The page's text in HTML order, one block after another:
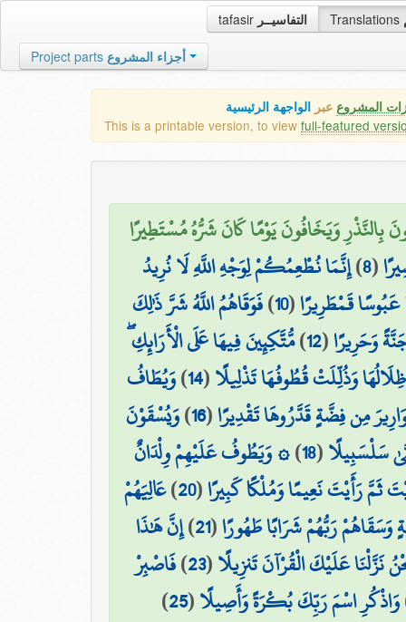
tafasir التفاسيــر Translations
Project parts أجزاء المشروع
المشروع عبر الواجهة الرئيسية
This is a printable version, to view full-featured
بِالنَّذْرِ وَيَخَافُونَ يَوْمًا كَانَ شَرُّهُ مُسْتَطِيرًا
(
8
)إِنَّمَا نُطْعِمُكُمْ لِوَجْهِ اللَّهِ لَا نُرِيدُ
قَمْطَرِيرًا(
10
)فَوَقَاهُمُ اللَّهُ شَرَّ ذَٰلِكَ
وَحَرِيرًا(
12
)مُّتَّكِئِينَ فِيهَا عَلَى الْأَرَائِكِ ۖ
وَذُلِّلَتْ قُطُوفُهَا تَذْلِيلًا(
14
)وَيُطَافُ
مِن فِضَّةٍ قَدَّرُوهَا تَقْدِيرًا(
16
)وَيُسْقَوْنَ
سَلْسَبِيلًا(
18
)۞ وَيَطُوفُ عَلَيْهِمْ وِلْدَانٌ
ثَمَّ رَأَيْتَ نَعِيمًا وَمُلْكًا كَبِيرًا(
20
)عَالِيَهُمْ
رَبُّهُمْ شَرَابًا طَهُورًا(
21
)إِنَّ هَٰذَا
نَزَّلْنَا عَلَيْكَ الْقُرْآنَ تَنزِيلًا(
23
)فَاصْبِرْ
وَاذْكُرِ اسْمَ رَبِّكَ بُكْرَةً وَأَصِيلًا(
25
)